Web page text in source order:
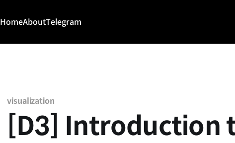
HomeAboutTelegram
visualization
[D3] Introduction